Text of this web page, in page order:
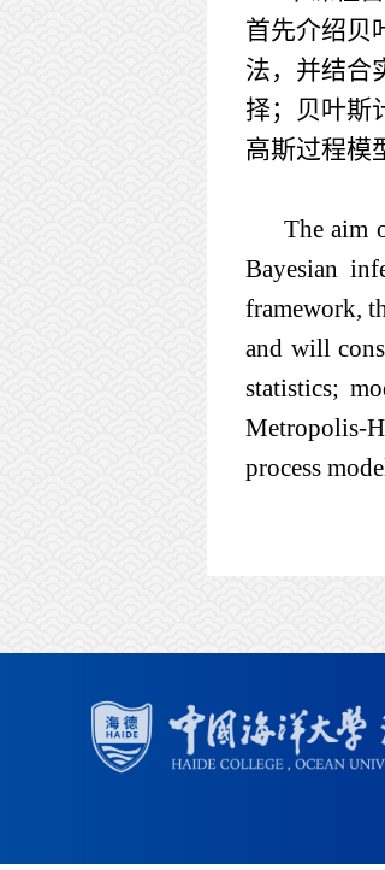
首先介绍贝
法，并结合
择；贝叶斯
高斯过程模
The aim
Bayesian
framework,
and will
statistics;
Metropolis-
process